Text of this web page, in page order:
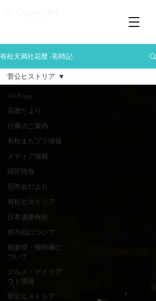
有松天満社花暦 -彩時記-
All Posts
花暦たより
行事のご案内
有松まちブラ情報
メディア情報
緑区情報
厄年会だより
有松ヒストリア
日本遺産有松
授与品について
御参拝・御祈祷に
ついて
グルメ・テイクア
ウト情報
菅公ヒストリア
菅公ヒストリア